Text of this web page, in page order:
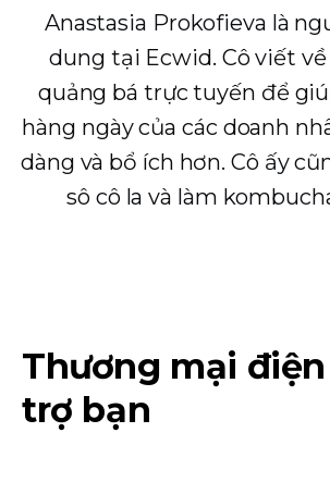
Anastasia Prokofieva là
dung tại Ecwid. Cô viết
quảng bá trực tuyến để
hàng ngày của các doanh
dàng và bổ ích hơn. Cô ấy
sô cô la và làm
Thương mại
trợ bạn